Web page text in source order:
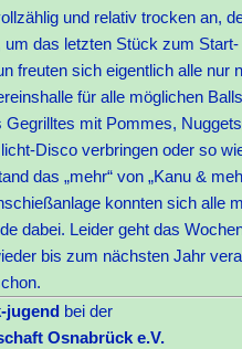
und relativ trocken an,
um das letzten Stück zum
freuten sich eigentlich alle
für alle möglichen
mit Pommes,
Disco verbringen oder so
das „mehr“ von „Kanu &
konnten sich alle
dabei. Leider geht das
bis zum nächsten Jahr
jugend bei der
Osnabrück e.V.